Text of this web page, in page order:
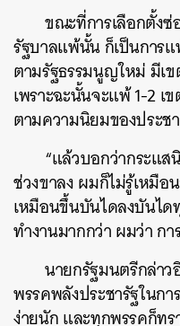
ขณะที่การเลือกตั้ง
รัฐบาลแพ้นั้น ก็เป็นการแ
ตามรัฐธรรมนูญใหม่ มีเ
เพราะฉะนั้นจะแพ้1-2เ
ตามความนิยมของประช
“แล้วบอกว่ากระแ
ช่วงขาลง ผมก็ไม่รู้เหมื
เหมือนขึ้นบันไดลงบันไ
ทำงานมากกว่า ผมว่า กา
นายกรัฐมนตรีกล่า
พรรคพลังประชารัฐในก
ง่ายนัก และทุกพรรคก็ท